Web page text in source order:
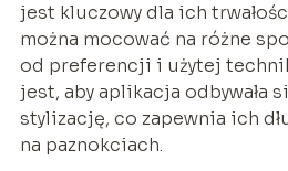
jest kluczowy dla ich
można mocować na różne
od preferencji i użytej
jest, aby aplikacja odbywała
stylizację, co zapewnia ich
na paznokciach.